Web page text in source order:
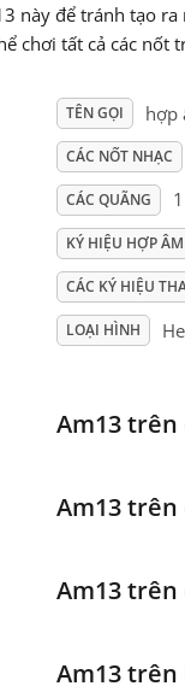
này để tránh tạo
chơi tất cả các nốt
TÊN GỌI hợp
CÁC NỐT NHẠC
CÁC QUÃNG 1
KÝ HIỆU HỢP ÂM
CÁC KÝ HIỆU
LOẠI HÌNH
Am13
Am13
Am13
Am13